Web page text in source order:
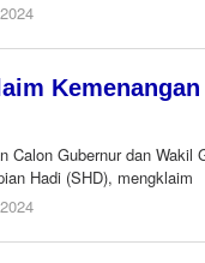
Calon Gubernur dan
Hadi (SHD), mengklaim